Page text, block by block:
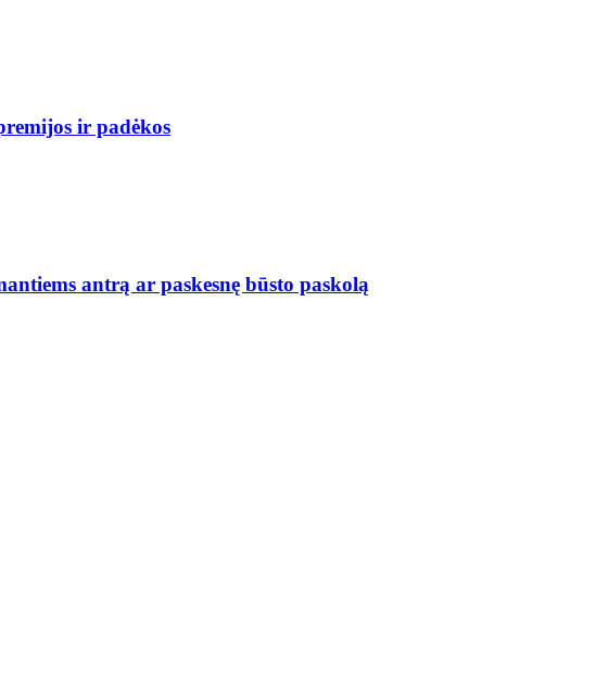
ir padėkos
antrą ar paskesnę būsto paskolą